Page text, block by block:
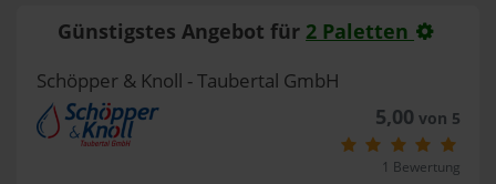
Günstigstes Angebot für 2 Paletten
Schöpper & Knoll - Taubertal GmbH
5,00 von 5
1 Bewertung